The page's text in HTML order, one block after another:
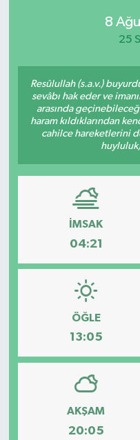
8
25
Resûlullah (s.a.v.)
sevâbı hak eder ve
arasında
haram kıldıklarından
cahilce hareketlerini
İMSAK
04:21
ÖĞLE
13:05
AKŞAM
20:05
Konsorsiyum
PROJECTS
PROJELER
YEREL MEDYA
Son Dakika